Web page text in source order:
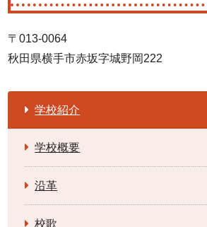
〒013-0064
秋田県横手市赤坂字城野岡222
学校紹介
学校概要
沿革
校歌